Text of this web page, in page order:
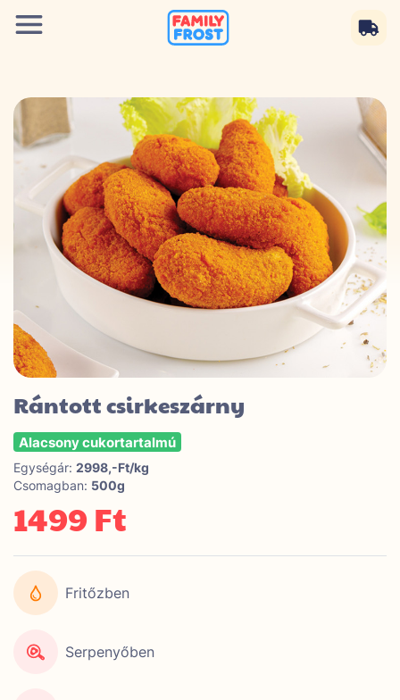
Rántott csirkeszárny
Alacsony cukortartalmú
Egységár: 2998,-Ft/kg
Csomagban: 500g
1499 Ft
Fritőzben
Serpenyőben